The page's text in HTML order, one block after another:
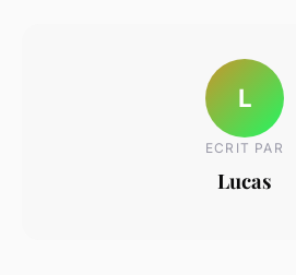
L
ECRIT PAR
Lucas